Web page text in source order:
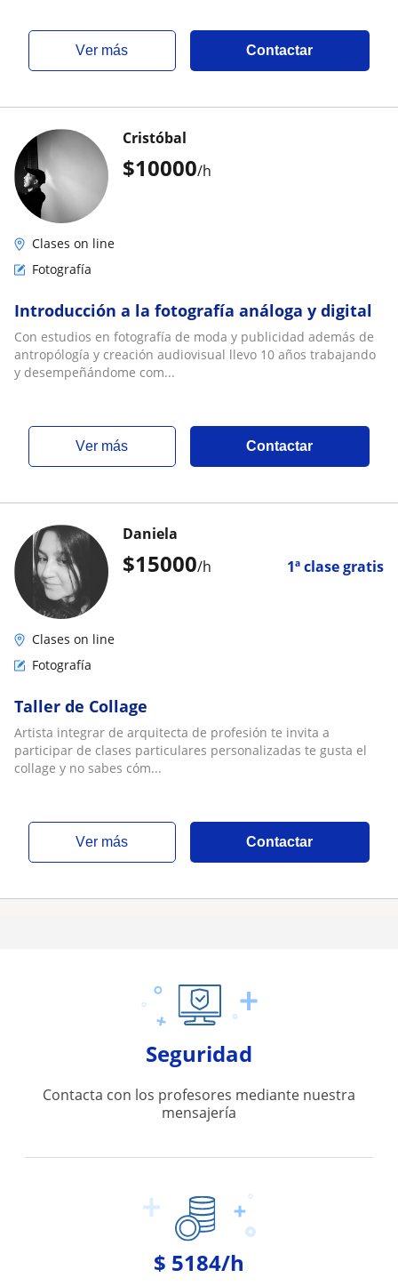
ver más Contactar
$10000/h
Cristóbal
Clases on line
Fotografía
Introducción a la fotografía análoga y digital
Con estudios en fotografía de moda y publicidad además de
antropólogía y creación audiovisual llevo 10 años trabajando
y desempeñándome com...
ver más Contactar
$15000/h 1ª clase gratis
Daniela
Clases on line
Fotografía
Taller de Collage
Artista integrar de arquitecta de profesión te invita a
participar de clases particulares personalizadas te gusta el
collage y no sabes cóm...
ver más Contactar
Seguridad
Contacta con los profesores mediante nuestra
mensajería
$ 5184/h